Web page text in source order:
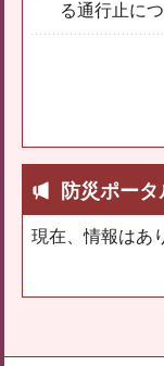
る通行止に
防災ポータ
現在、情報はあ